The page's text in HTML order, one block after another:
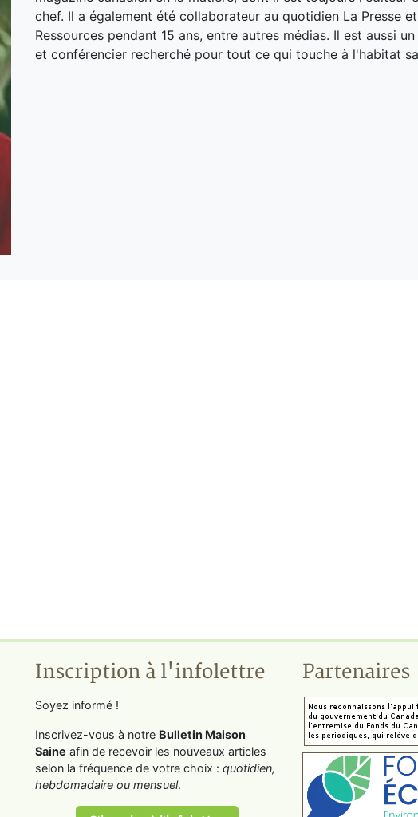
chef. Il a également été collaborateur au quotidien La Presse
Ressources pendant 15 ans, entre autres médias. Il est aussi
et conférencier recherché pour tout ce qui touche à l'habitat
Inscription à l'infolettre
Soyez informé !
Inscrivez-vous à notre Bulletin Maison
Saine afin de recevoir les nouveaux articles
selon la fréquence de votre choix : quotidien,
hebdomadaire ou mensuel.
Partenaires